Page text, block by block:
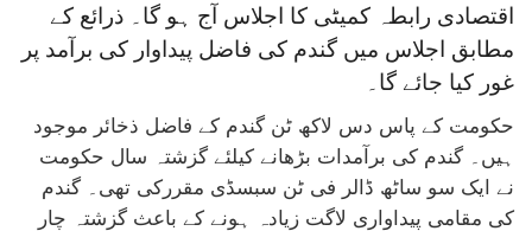
اقتصادی رابطہ کمیٹی کا اجلاس آج ہو گا۔ ذرائع کے
مطابق اجلاس میں گندم کی فاضل پیداوار کی برآمد پر
غور کیا جائے گا۔
حکومت کے پاس دس لاکھ ٹن گندم کے فاضل ذخائر موجود
ہیں۔ گندم کی برآمدات بڑھانے کیلئے گزشتہ سال حکومت
نے ایک سو ساٹھ ڈالر فی ٹن سبسڈی مقررکی تھی۔ گندم
کی مقامی پیداواری لاگت زیادہ ہونے کے باعث گزشتہ چار